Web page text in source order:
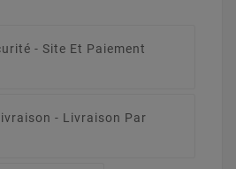
- Site Et Paiement
- Livraison Par